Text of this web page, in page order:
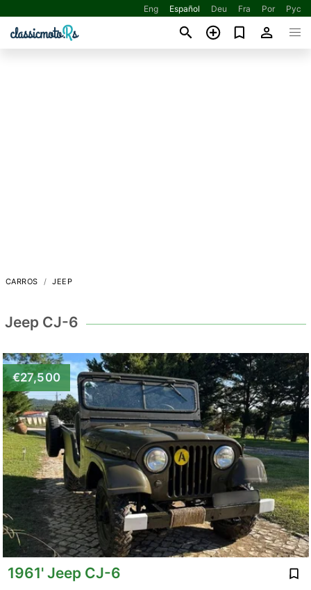
Eng Español Deu Fra Por Рус
CARROS JEEP
Jeep CJ-6
€27,500
1961' Jeep CJ-6